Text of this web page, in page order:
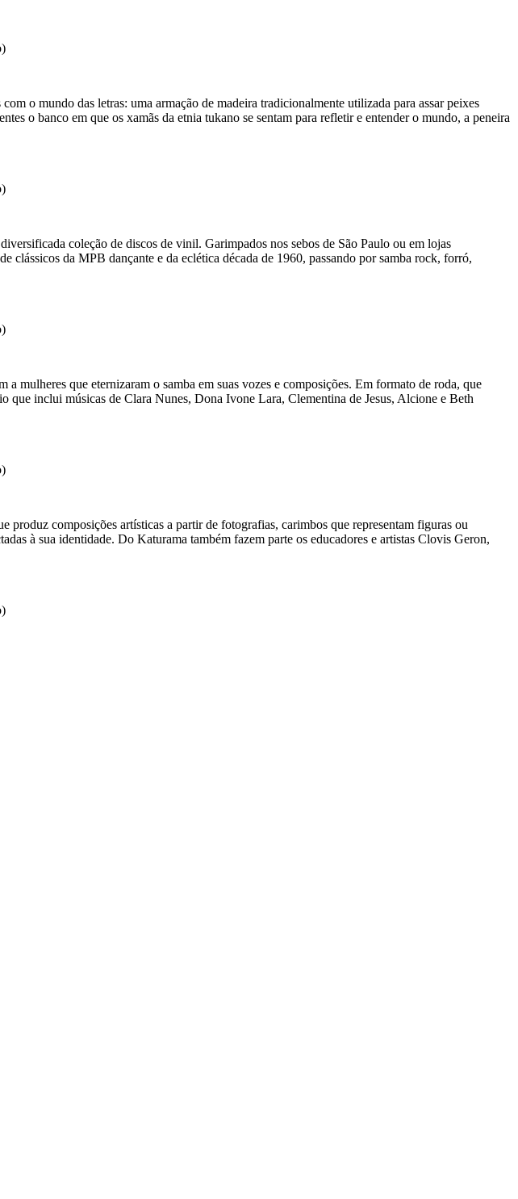
o mundo das letras: uma armação de madeira tradicionalmente utilizada para assar peixes
o banco em que os xamãs da etnia tukano se sentam para refletir e entender o mundo, a peneira
coleção de discos de vinil. Garimpados nos sebos de São Paulo ou em lojas
clássicos da MPB dançante e da eclética década de 1960, passando por samba rock, forró,
mulheres que eternizaram o samba em suas vozes e composições. Em formato de roda, que
que inclui músicas de Clara Nunes, Dona Ivone Lara, Clementina de Jesus, Alcione e Beth
composições artísticas a partir de fotografias, carimbos que representam figuras ou
à sua identidade. Do Katurama também fazem parte os educadores e artistas Clovis Geron,